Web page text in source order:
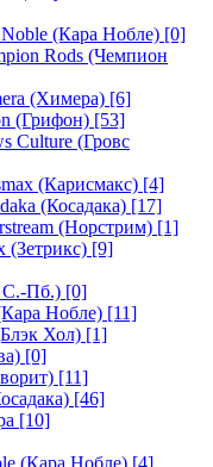
(Кара Нобле) [0]
Rods (Чемпион
(Химера) [6]
(Грифон) [53]
Culture (Гровс
(Карисмакс) [4]
(Косадака) [17]
(Норстрим) [1]
(Зетрикс) [9]
С.-Пб.) [0]
Нобле) [11]
Хол) [1]
[0]
[11]
[46]
[10]